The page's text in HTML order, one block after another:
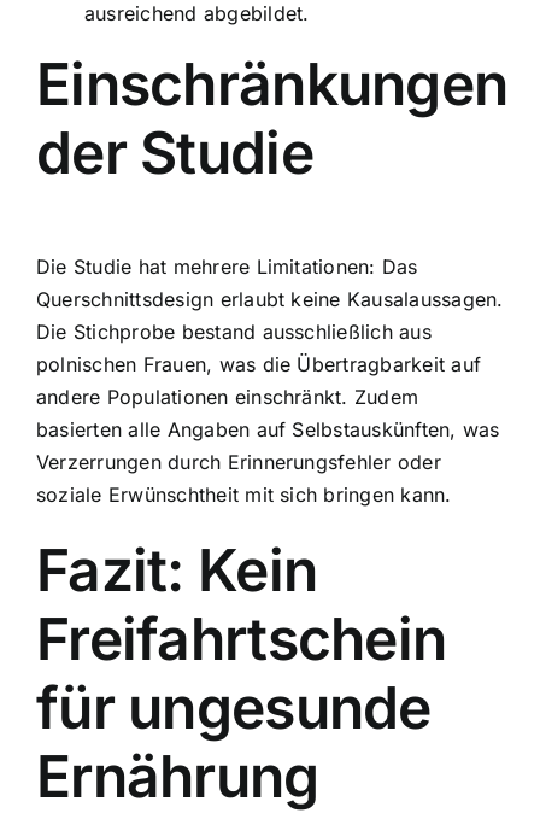
ausreichend abgebildet.
Einschränkungen
der Studie
Die Studie hat mehrere Limitationen: Das
Querschnittsdesign erlaubt keine Kausalaussagen.
Die Stichprobe bestand ausschließlich aus
polnischen Frauen, was die Übertragbarkeit auf
andere Populationen einschränkt. Zudem
basierten alle Angaben auf Selbstauskünften, was
Verzerrungen durch Erinnerungsfehler oder
soziale Erwünschtheit mit sich bringen kann.
Fazit: Kein
Freifahrtschein
für ungesunde
Ernährung